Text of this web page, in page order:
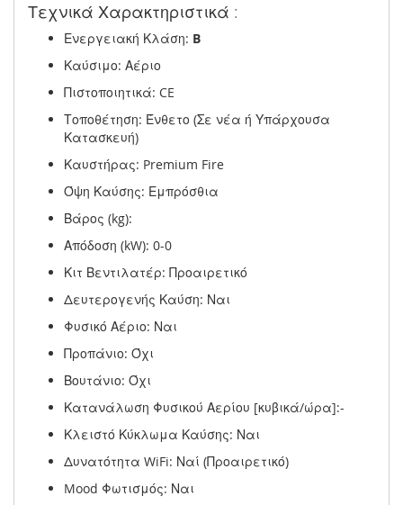
Τεχνικά Χαρακτηριστικά :
Ενεργειακή Κλάση: B
Καύσιμο: Αέριο
Πιστοποιητικά: CE
Τοποθέτηση: Ένθετο (Σε νέα ή Υπάρχουσα
Κατασκευή)
Καυστήρας: Premium Fire
Όψη Καύσης: Εμπρόσθια
Βάρος (kg):
Απόδοση (kW): 0-0
Κιτ Βεντιλατέρ: Προαιρετικό
Δευτερογενής Καύση: Ναι
Φυσικό Αέριο: Ναι
Προπάνιο: Όχι
Βουτάνιο: Όχι
Κατανάλωση Φυσικού Αερίου [κυβικά/ώρα]:-
Κλειστό Κύκλωμα Καύσης: Ναι
Δυνατότητα WiFi: Ναί (Προαιρετικό)
Mood Φωτισμός: Ναι